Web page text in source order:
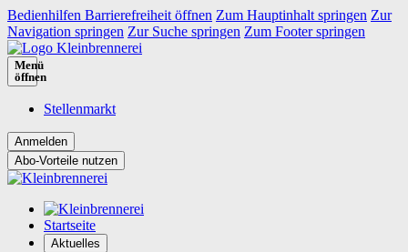
Bedienhilfen Barrierefreiheit öffnen Zum Hauptinhalt springen Zur
Navigation springen Zur Suche springen Zum Footer springen
Menü
öffnen
Stellenmarkt
Abo-Vorteile nutzen
Startseite
Aktuelles